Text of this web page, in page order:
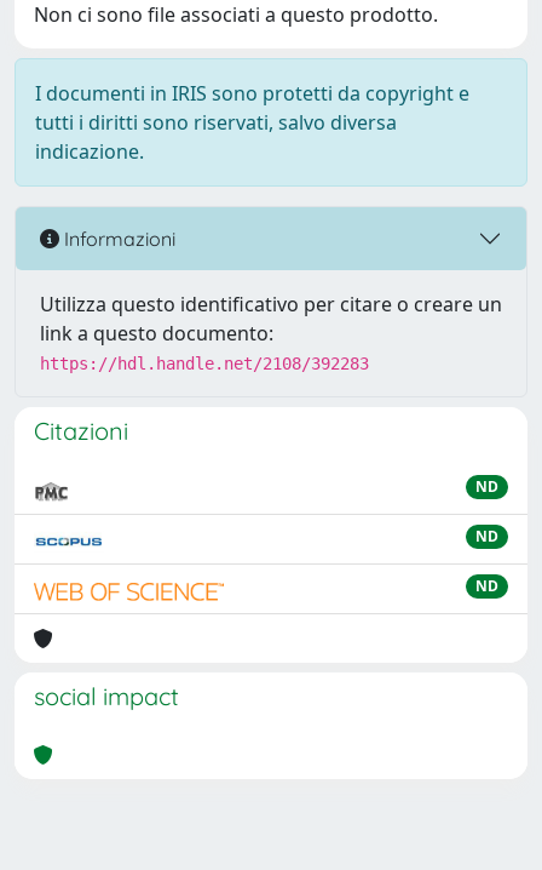
Non ci sono file associati a questo prodotto.
I documenti in IRIS sono protetti da copyright e
tutti i diritti sono riservati, salvo diversa
indicazione.
Informazioni
Utilizza questo identificativo per citare o creare un
link a questo documento:
https://hdl.handle.net/2108/392283
Citazioni
ND
ND
ND
social impact